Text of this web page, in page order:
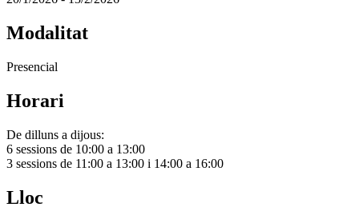
Modalitat
Presencial
Horari
De dilluns a dijous:
6 sessions de 10:00 a 13:00
3 sessions de 11:00 a 13:00 i 14:00 a 16:00
Lloc